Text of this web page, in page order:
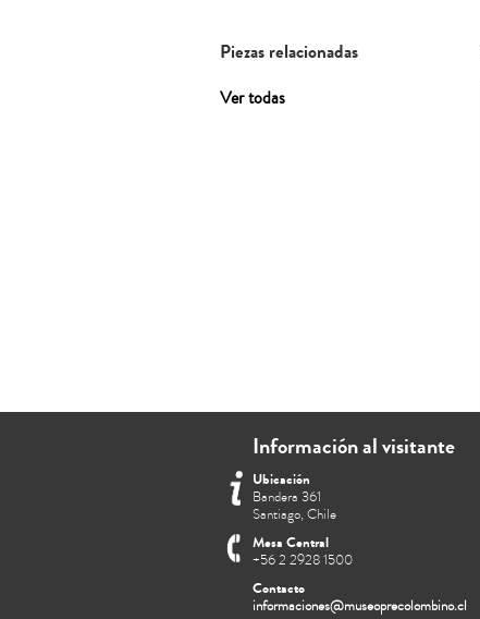
Piezas relacionadas
Ver todas
Información al visitante
Ubicación
Bandera 361
Santiago, Chile
Mesa Central
+56 2 2928 1500
Contacto
informaciones@museoprecolombino.cl